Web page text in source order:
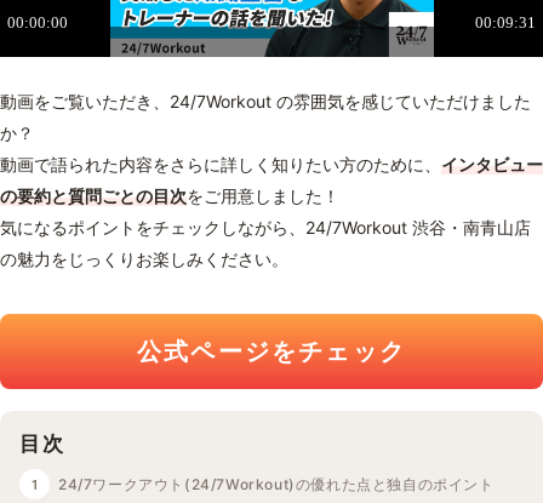
動画をご覧いただき、24/7Workout の雰囲気を感じていただけました
か？
動画で語られた内容をさらに詳しく知りたい方のために、 インタビュー
の要約と質問ごとの目次をご用意しました！
気になるポイントをチェックしながら、24/7Workout 渋谷・南青山店
の魅力をじっくりお楽しみください。
公式ページをチェック
目次
24/7ワークアウト(24/7Workout)の優れた点と独自のポイント